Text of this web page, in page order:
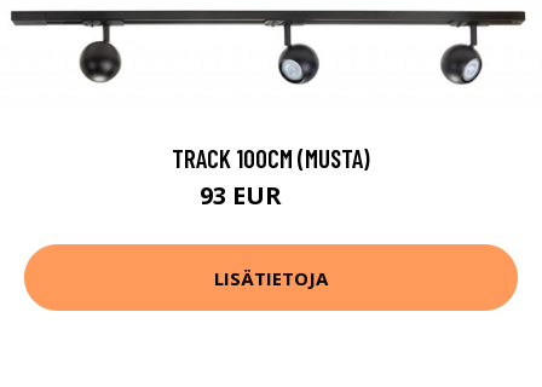
TRACK 100CM (MUSTA)
93 EUR
LISÄTIETOJA